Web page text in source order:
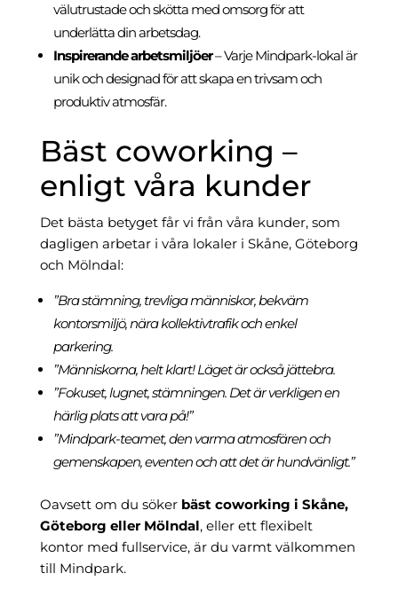
välutrustade och skötta med omsorg för att
underlätta din arbetsdag.
Inspirerande arbetsmiljöer– Varje Mindpark-lokal är
unik och designad för att skapa en trivsam och
produktiv atmosfär.
Bäst coworking –
enligt våra kunder
Det bästa betyget får vi från våra kunder, som
dagligen arbetar i våra lokaler i Skåne, Göteborg
och Mölndal:
”Bra stämning, trevliga människor, bekväm
kontorsmiljö, nära kollektivtrafik och enkel
parkering.
”Människorna, helt klart! Läget är också jättebra.
”Fokuset, lugnet, stämningen. Det är verkligen en
härlig plats att vara på!”
”Mindpark-teamet, den varma atmosfären och
gemenskapen, eventen och att det är hundvänligt.”
Oavsett om du söker bäst coworking i Skåne,
Göteborg eller Mölndal, eller ett flexibelt
kontor med fullservice, är du varmt välkommen
till Mindpark.